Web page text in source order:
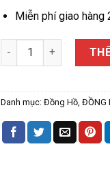
Miễn phí giao hàng
ĐỒNG HỒ ĐÔI NAM
Danh mục:Đồng Hồ ,ĐỒNG